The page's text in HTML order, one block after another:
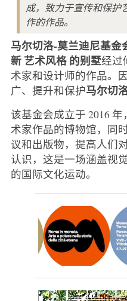
成，致力于宣传和保护
作的作品。
马尔切洛-莫兰迪尼基金
新艺术风格的别墅经过
术家和设计师的作品。
广、提升和保护马尔切
该基金会成立于 2016
术家作品的博物馆，同
议和出版物，提高人们
认识，这是一场涵盖视
的国际文化运动。